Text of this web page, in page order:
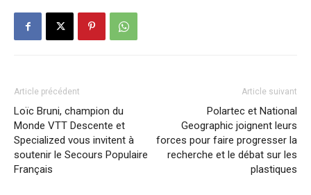
Article précédent
Loïc Bruni, champion du
Monde VTT Descente et
Specialized vous invitent à
soutenir le Secours Populaire
Français
Article suivant
Polartec et National
Geographic joignent leurs
forces pour faire progresser la
recherche et le débat sur les
plastiques